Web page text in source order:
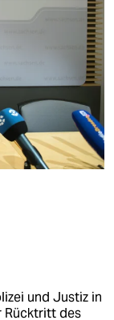
und Justiz in
Rücktritt des